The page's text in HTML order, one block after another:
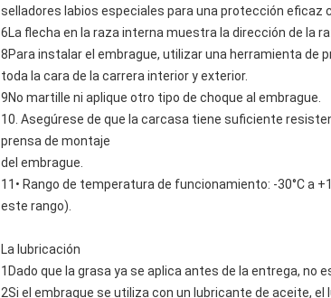
selladores labios especiales para una protección eficaz
6La flecha en la raza interna muestra la dirección de la
8Para instalar el embrague, utilizar una herramienta de
toda la cara de la carrera interior y exterior.
9No martille ni aplique otro tipo de choque al embrague.
10. Asegúrese de que la carcasa tiene suficiente
prensa de montaje
del embrague.
11• Rango de temperatura de funcionamiento: -30°C a
este rango).
La lubricación
1Dado que la grasa ya se aplica antes de la entrega, no
2Si el embrague se utiliza con un lubricante de aceite,